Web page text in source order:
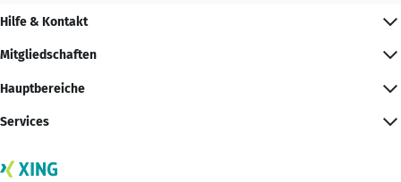
Hilfe & Kontakt
Mitgliedschaften
Hauptbereiche
Services